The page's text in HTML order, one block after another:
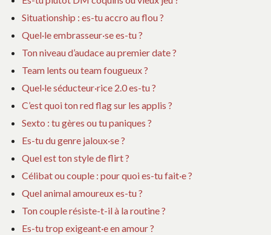
Situationship : es-tu accro au flou ?
Quel·le embrasseur·se es-tu ?
Ton niveau d’audace au premier date ?
Team lents ou team fougueux ?
Quel·le séducteur·rice 2.0 es-tu ?
C’est quoi ton red flag sur les applis ?
Sexto : tu gères ou tu paniques ?
Es-tu du genre jaloux·se ?
Quel est ton style de flirt ?
Célibat ou couple : pour quoi es-tu fait·e ?
Quel animal amoureux es-tu ?
Ton couple résiste-t-il à la routine ?
Es-tu trop exigeant·e en amour ?